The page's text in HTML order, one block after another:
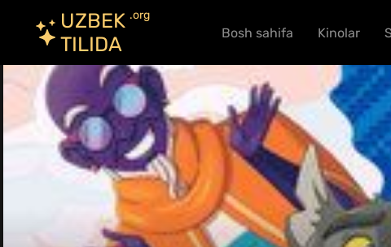
UZBEK
TILIDA
.org
Bosh sahifa Kinolar